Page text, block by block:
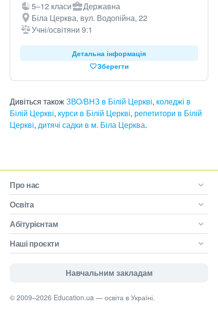
5–12 класи
Державна
Біла Церква, вул. Водопійна, 22
Учні/освітяни 9:1
Детальна інформація
Зберегти
Дивіться такожЗВО/ВНЗ в Білій Церкві, коледжі в
Білій Церкві, курси в Білій Церкві, репетитори в Білій
Церкві, дитячі садки в м. Біла Церква.
Про нас
Освіта
Абітурієнтам
Наші проєкти
Навчальним закладам
© 2009–2026 Education.ua — освіта в Україні.